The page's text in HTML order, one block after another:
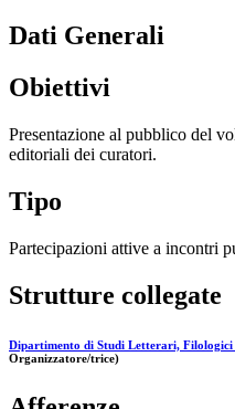
Dati Generali
Obiettivi
Presentazione al pubblico del
editoriali dei curatori.
Tipo
Partecipazioni attive a incontri
Strutture collegate
Dipartimento di Studi Letterari, Filologici
Organizzatore/trice)